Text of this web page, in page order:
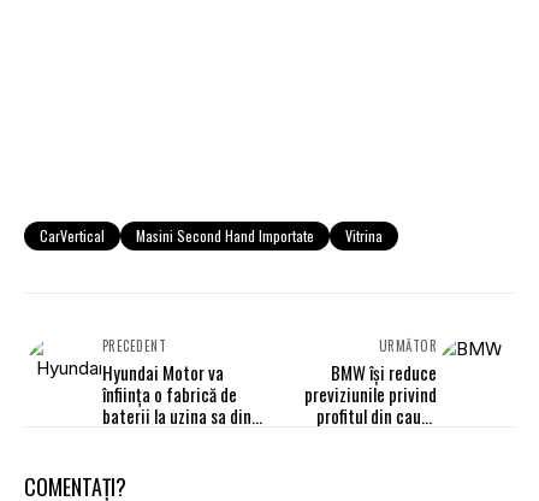
CarVertical Masini Second Hand Importate Vitrina
PRECEDENT
Hyundai Motor va
înființa o fabrică de
baterii la uzina sa din
URMĂTOR
BMW își reduce
previziunile privind
profitul din cauza
COMENTAȚI?